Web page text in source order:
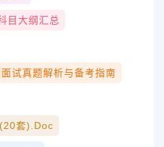
目大纲汇总
试真题解析与备考指南
套).doc